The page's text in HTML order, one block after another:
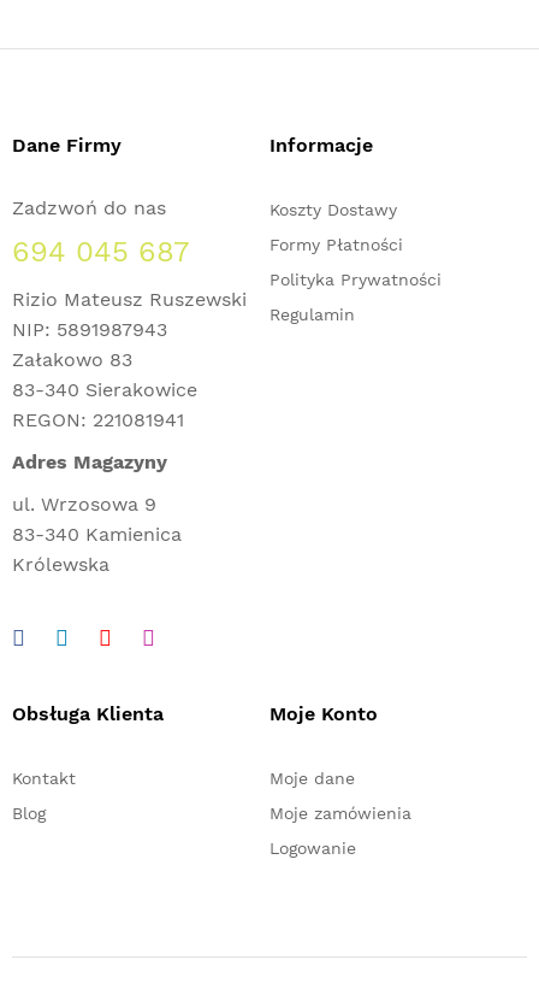
Dane Firmy
Zadzwoń do nas
694 045 687
Rizio Mateusz Ruszewski
NIP: 5891987943
Załakowo 83
83-340 Sierakowice
REGON: 221081941
Adres Magazyny
ul. Wrzosowa 9
83-340 Kamienica
Królewska
Informacje
Koszty Dostawy
Formy Płatności
Polityka Prywatności
Regulamin
Obsługa Klienta
Kontakt
Blog
Moje Konto
Moje dane
Moje zamówienia
Logowanie